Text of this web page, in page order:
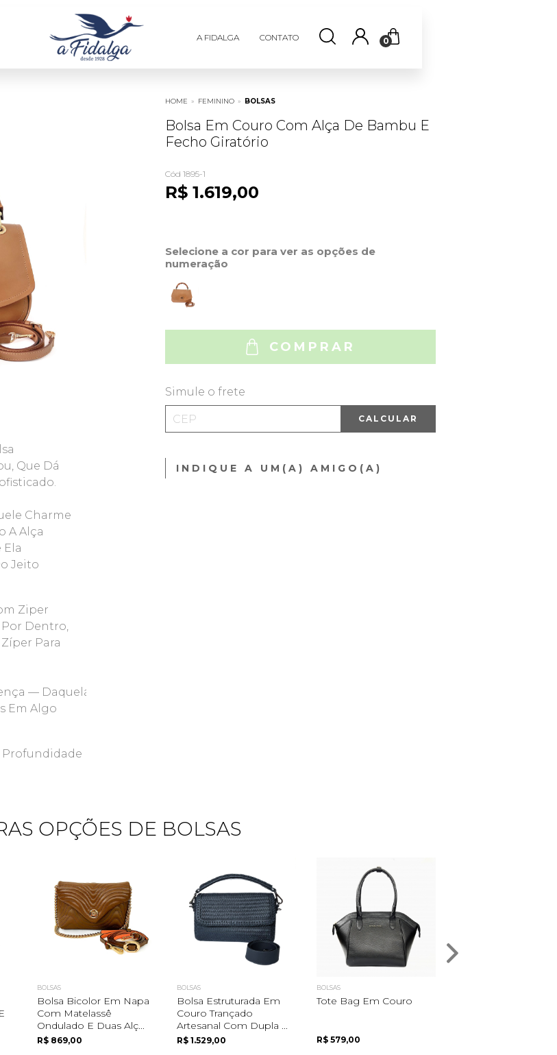
0
A FIDALGA CONTATO
Que Dá
Charme
A Alça
Ela
Jeito
Ziper
Por Dentro,
Para
— Daquelas
Em Algo
Profundidade
HOME » FEMININO » BOLSAS
Bolsa Em Couro Com Alça De Bambu E
Fecho Giratório
Cód 1895-1
R$ 1.619,00
Selecione a cor para ver as opções de
numeração
COMPRAR
Simule o frete
CALCULAR
INDIQUE A UM(A) AMIGO(A)
OPÇÕES DE BOLSAS
BOLSAS
Bolsa Bicolor Em Napa
Com Matelassê
Ondulado E Duas Alç...
R$ 869,00
BOLSAS
Bolsa Estruturada Em
Couro Trançado
Artesanal Com Dupla ...
R$ 1.529,00
BOLSAS
Tote Bag Em Couro
R$ 579,00